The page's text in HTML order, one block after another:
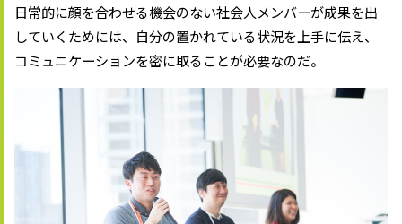
日常的に顔を合わせる機会のない社会人メンバーが成果を出
していくためには、自分の置かれている状況を上手に伝え、
コミュニケーションを密に取ることが必要なのだ。